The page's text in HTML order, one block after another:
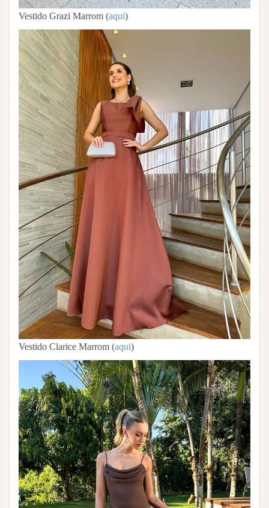
Vestido Grazi Marrom (aqui)
Vestido Clarice Marrom (aqui)